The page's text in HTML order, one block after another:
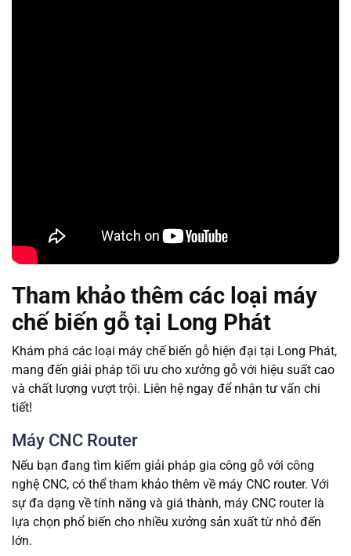
Tham khảo thêm các loại máy
chế biến gỗ tại Long Phát
Khám phá các loại máy chế biến gỗ hiện đại tại Long Phát,
mang đến giải pháp tối ưu cho xưởng gỗ với hiệu suất cao
và chất lượng vượt trội. Liên hệ ngay để nhận tư vấn chi
tiết!
Máy CNC Router
Nếu bạn đang tìm kiếm giải pháp gia công gỗ với công
nghệ CNC, có thể tham khảo thêm về máy CNC router. Với
sự đa dạng về tính năng và giá thành, máy CNC router là
lựa chọn phổ biến cho nhiều xưởng sản xuất từ nhỏ đến
lớn.